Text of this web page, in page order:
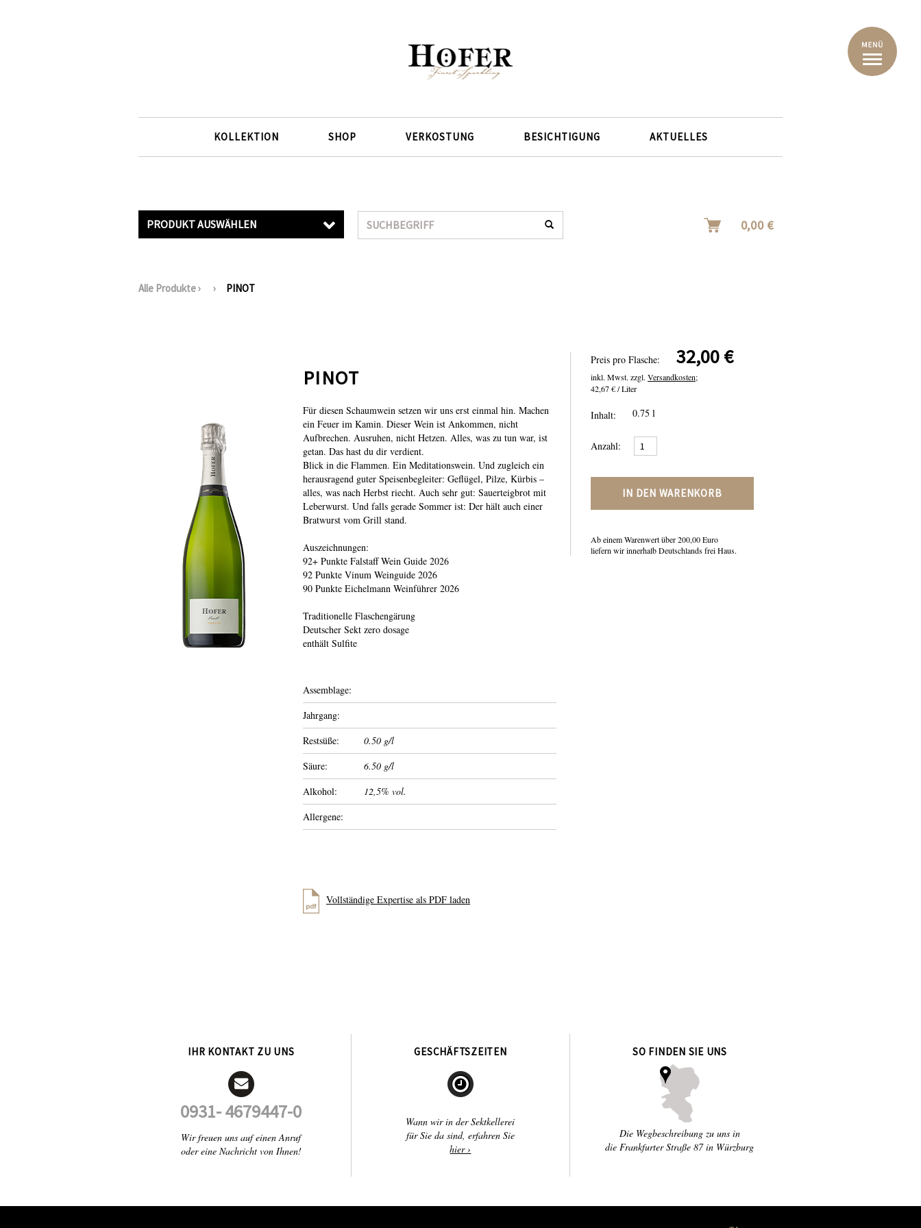
KOLLEKTION SHOP VERKOSTUNG BESICHTIGUNG AKTUELLES
PRODUKT AUSWÄHLEN 0,00 €
Alle Produkte› › PINOT
PINOT
Für diesen Schaumwein setzen wir uns erst einmal hin. Machen
ein Feuer im Kamin. Dieser Wein ist Ankommen, nicht
Aufbrechen. Ausruhen, nicht Hetzen. Alles, was zu tun war, ist
getan. Das hast du dir verdient.
Blick in die Flammen. Ein Meditationswein. Und zugleich ein
herausragend guter Speisenbegleiter: Geflügel, Pilze, Kürbis –
alles, was nach Herbst riecht. Auch sehr gut: Sauerteigbrot mit
Leberwurst. Und falls gerade Sommer ist: Der hält auch einer
Bratwurst vom Grill stand.
Auszeichnungen:
92+ Punkte Falstaff Wein Guide 2026
92 Punkte Vinum Weinguide 2026
90 Punkte Eichelmann Weinführer 2026
Traditionelle Flaschengärung
Deutscher Sekt zero dosage
enthält Sulfite
Assemblage:
Jahrgang:
Restsüße:
0.50 g/l
Säure:
6.50 g/l
Alkohol:
12,5% vol.
Allergene:
Vollständige Expertise als PDF laden
Preis pro Flasche: 32,00 €
inkl. Mwst. zzgl. Versandkosten;
42,67 € / Liter
Inhalt: 0.75 l
Anzahl:
IN DEN WARENKORB
Ab einem Warenwert über 200,00 Euro
liefern wir innerhalb Deutschlands frei Haus.
IHR KONTAKT ZU UNS
0931- 4679447-0
Wir freuen uns auf einen Anruf
oder eine Nachricht von Ihnen!
GESCHÄFTSZEITEN
Wann wir in der Sektkellerei
für Sie da sind, erfahren Sie
hier ›
SO FINDEN SIE UNS
Die Wegbeschreibung zu uns in
die Frankfurter Straße 87 in Würzburg